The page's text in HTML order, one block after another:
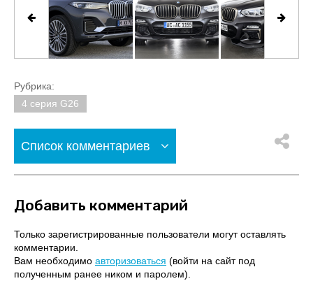
Рубрика:
4 серия G26
Список комментариев
Добавить комментарий
Только зарегистрированные пользователи могут оставлять
комментарии.
Вам необходимо авторизоваться (войти на сайт под
полученным ранее ником и паролем).